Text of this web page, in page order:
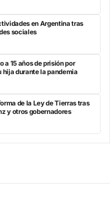
en Argentina tras
sociales
a 15 años de prisión por
hija durante la pandemia
de la Ley de Tierras tras
y otros gobernadores